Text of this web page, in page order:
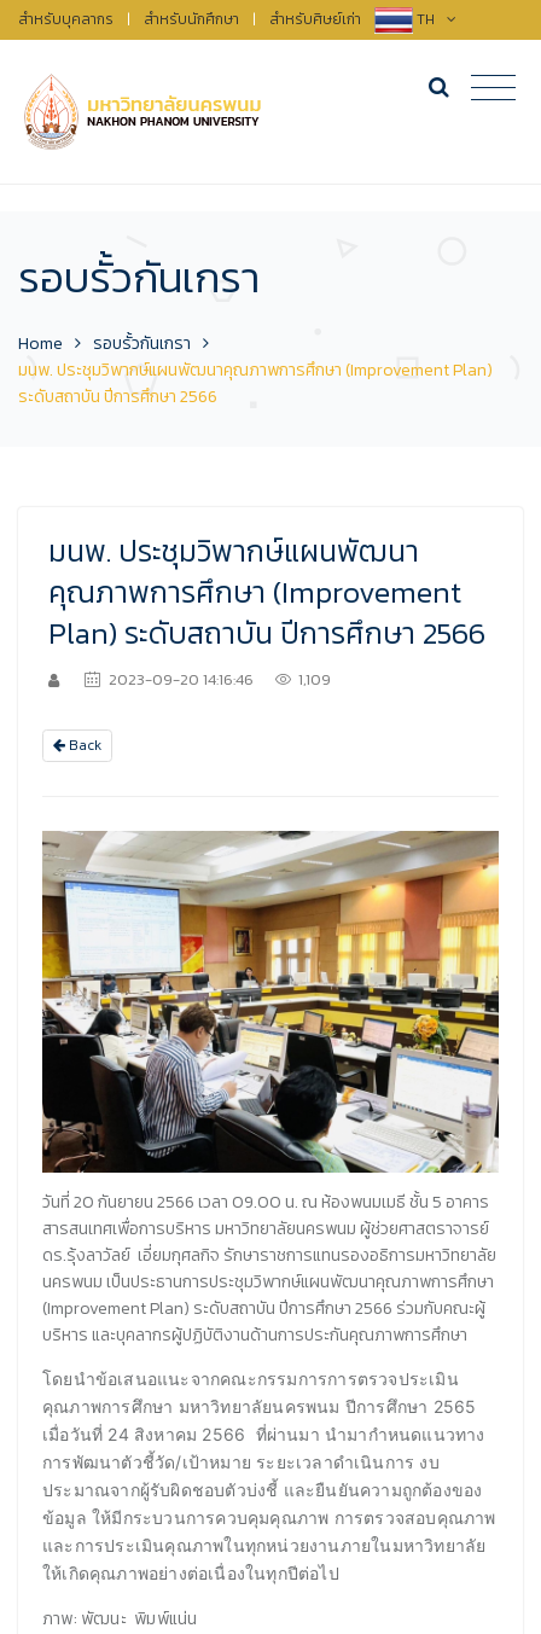
สำหรับบุคลากร | สำหรับนักศึกษา | สำหรับศิษย์เก่า TH
รอบรั้วกันเกรา
Home
รอบรั้วกันเกรา
มนพ. ประชุมวิพากษ์แผนพัฒนาคุณภาพการศึกษา (Improvement Plan)
ระดับสถาบัน ปีการศึกษา 2566
มนพ. ประชุมวิพากษ์แผนพัฒนา
คุณภาพการศึกษา (Improvement
Plan) ระดับสถาบัน ปีการศึกษา 2566
2023-09-20 14:16:46 1,109
Back
วันที่ 20 กันยายน 2566 เวลา 09.00 น. ณ ห้องพนมเมธี ชั้น 5 อาคาร
สารสนเทศเพื่อการบริหาร มหาวิทยาลัยนครพนม ผู้ช่วยศาสตราจารย์
ดร.รุ้งลาวัลย์ เอี่ยมกุศลกิจ รักษาราชการแทนรองอธิการมหาวิทยาลัย
นครพนม เป็นประธานการประชุมวิพากษ์แผนพัฒนาคุณภาพการศึกษา
(Improvement Plan) ระดับสถาบัน ปีการศึกษา 2566 ร่วมกับคณะผู้
บริหาร และบุคลากรผู้ปฏิบัติงานด้านการประกันคุณภาพการศึกษา
โดยนำข้อเสนอแนะจากคณะกรรมการการตรวจประเมิน
คุณภาพการศึกษา มหาวิทยาลัยนครพนม ปีการศึกษา 2565
เมื่อวันที่ 24 สิงหาคม 2566 ที่ผ่านมา นำมากำหนดแนวทาง
การพัฒนาตัวชี้วัด/เป้าหมาย ระยะเวลาดำเนินการ งบ
ประมาณจากผู้รับผิดชอบตัวบ่งชี้ และยืนยันความถูกต้องของ
ข้อมูล ให้มีกระบวนการควบคุมคุณภาพ การตรวจสอบคุณภาพ
และการประเมินคุณภาพในทุกหน่วยงานภายในมหาวิทยาลัย
ให้เกิดคุณภาพอย่างต่อเนื่องในทุกปีต่อไป
ภาพ: พัฒนะ พิมพ์แน่น